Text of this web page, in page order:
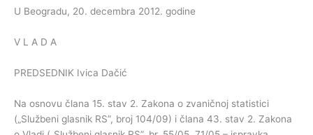
U Beogradu, 20. decembra 2012. godine
V L A D A
PREDSEDNIK Ivica Dačić
Na osnovu člana 15. stav 2. Zakona o zvaničnoj statistici
(„Službeni glasnik RS”, broj 104/09) i člana 43. stav 2. Zakona